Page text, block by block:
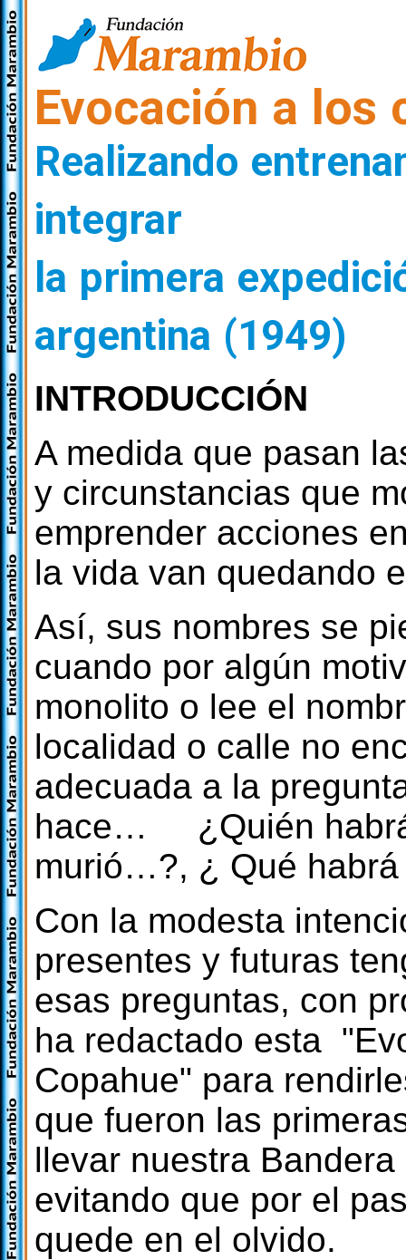
Evocación a los
Realizando
integrar
la primera
argentina (1949)
INTRODUCCIÓN
A medida que pasan
y circunstancias que
emprender acciones
la vida van quedando
Así, sus nombres se
cuando por algún
monolito o lee el
localidad o calle no
adecuada a la
hace… ¿Quién
murió…?, ¿ Qué
Con la modesta
presentes y futuras
esas preguntas, con
ha redactado esta
Copahue" para
que fueron las
llevar nuestra
evitando que por el
quede en el olvido.